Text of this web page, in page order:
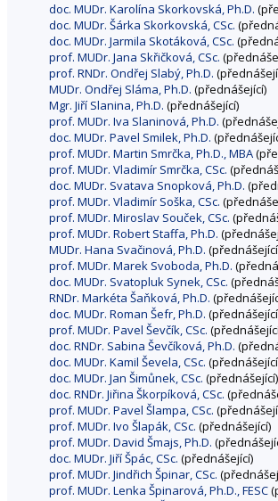
doc. MUDr. Karolína Skorkovská, Ph.D.
doc. MUDr. Šárka Skorkovská, CSc.
doc. MUDr. Jarmila Skotáková, CSc.
prof. MUDr. Jana Skřičková, CSc.
prof. RNDr. Ondřej Slabý, Ph.D.
MUDr. Ondřej Sláma, Ph.D. (přednášející)
Mgr. Jiří Slanina, Ph.D. (přednášející)
prof. MUDr. Iva Slaninová, Ph.D.
doc. MUDr. Pavel Smilek, Ph.D.
prof. MUDr. Martin Smrčka, Ph.D., MBA
prof. MUDr. Vladimír Smrčka, CSc.
doc. MUDr. Svatava Snopková, Ph.D.
prof. MUDr. Vladimír Soška, CSc.
prof. MUDr. Miroslav Souček, CSc.
prof. MUDr. Robert Staffa, Ph.D.
MUDr. Hana Svačinová, Ph.D.
prof. MUDr. Marek Svoboda, Ph.D.
doc. MUDr. Svatopluk Synek, CSc.
RNDr. Markéta Šaňková, Ph.D.
doc. MUDr. Roman Šefr, Ph.D.
prof. MUDr. Pavel Ševčík, CSc.
doc. RNDr. Sabina Ševčíková, Ph.D.
doc. MUDr. Kamil Ševela, CSc.
doc. MUDr. Jan Šimůnek, CSc. (přednášející)
doc. RNDr. Jiřina Škorpíková, CSc.
prof. MUDr. Pavel Šlampa, CSc.
prof. MUDr. Ivo Šlapák, CSc. (přednášející)
prof. MUDr. David Šmajs, Ph.D.
doc. MUDr. Jiří Špác, CSc. (přednášející)
prof. MUDr. Jindřich Špinar, CSc.
prof. MUDr. Lenka Špinarová, Ph.D., FESC